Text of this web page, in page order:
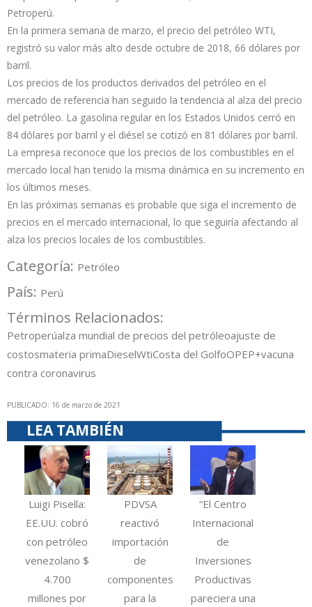
Petroperú.
En la primera semana de marzo, el precio del petróleo WTI,
registró su valor más alto desde octubre de 2018, 66 dólares por
barril.
Los precios de los productos derivados del petróleo en el
mercado de referencia han seguido la tendencia al alza del precio
del petróleo. La gasolina regular en los Estados Unidos cerró en
84 dólares por barril y el diésel se cotizó en 81 dólares por barril.
La empresa reconoce que los precios de los combustibles en el
mercado local han tenido la misma dinámica en su incremento en
los últimos meses.
En las próximas semanas es probable que siga el incremento de
precios en el mercado internacional, lo que seguiría afectando al
alza los precios locales de los combustibles.
Categoría: Petróleo
País: Perú
Términos Relacionados:
Petroperúalza mundial de precios del petróleoajuste de
costosmateria primaDieselWtiCosta del GolfoOPEP+vacuna
contra coronavirus
PUBLICADO: 16 de marzo de 2021
LEA TAMBIÉN
Luigi Pisella:
EE.UU. cobró
con petróleo
venezolano $
4.700
millones por
PDVSA
reactivó
importación
de
componentes
para la
“El Centro
Internacional
de
Inversiones
Productivas
pareciera una